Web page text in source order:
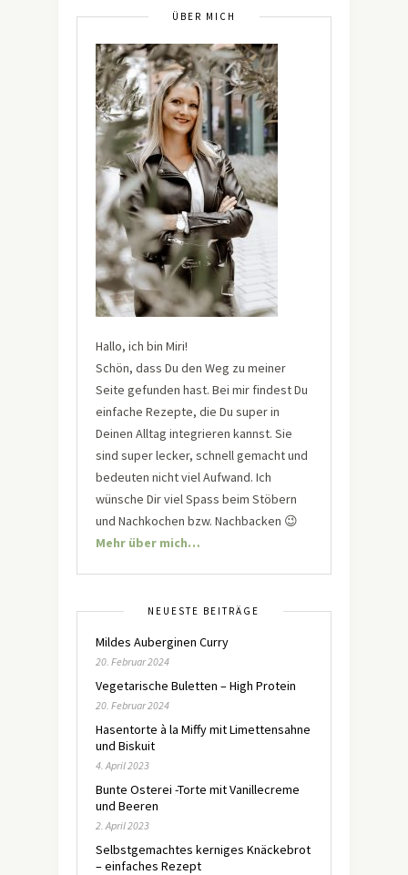
ÜBER MICH
Hallo, ich bin Miri!
Schön, dass Du den Weg zu meiner
Seite gefunden hast. Bei mir findest Du
einfache Rezepte, die Du super in
Deinen Alltag integrieren kannst. Sie
sind super lecker, schnell gemacht und
bedeuten nicht viel Aufwand. Ich
wünsche Dir viel Spass beim Stöbern
und Nachkochen bzw. Nachbacken 😉
Mehr über mich…
NEUESTE BEITRÄGE
Mildes Auberginen Curry
20. Februar 2024
Vegetarische Buletten – High Protein
20. Februar 2024
Hasentorte à la Miffy mit Limettensahne
und Biskuit
4. April 2023
Bunte Osterei -Torte mit Vanillecreme
und Beeren
2. April 2023
Selbstgemachtes kerniges Knäckebrot
– einfaches Rezept